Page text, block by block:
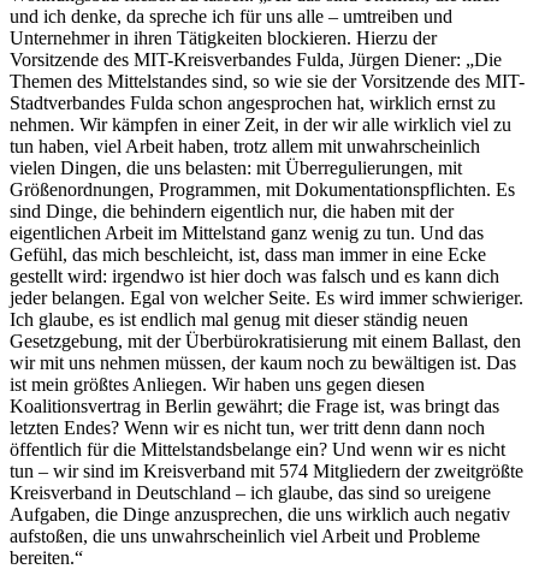
und ich denke, da spreche ich für uns alle – umtreiben und
Unternehmer in ihren Tätigkeiten blockieren. Hierzu der
Vorsitzende des MIT-Kreisverbandes Fulda, Jürgen Diener: „Die
Themen des Mittelstandes sind, so wie sie der Vorsitzende des MIT-
Stadtverbandes Fulda schon angesprochen hat, wirklich ernst zu
nehmen. Wir kämpfen in einer Zeit, in der wir alle wirklich viel zu
tun haben, viel Arbeit haben, trotz allem mit unwahrscheinlich
vielen Dingen, die uns belasten: mit Überregulierungen, mit
Größenordnungen, Programmen, mit Dokumentationspflichten. Es
sind Dinge, die behindern eigentlich nur, die haben mit der
eigentlichen Arbeit im Mittelstand ganz wenig zu tun. Und das
Gefühl, das mich beschleicht, ist, dass man immer in eine Ecke
gestellt wird: irgendwo ist hier doch was falsch und es kann dich
jeder belangen. Egal von welcher Seite. Es wird immer schwieriger.
Ich glaube, es ist endlich mal genug mit dieser ständig neuen
Gesetzgebung, mit der Überbürokratisierung mit einem Ballast, den
wir mit uns nehmen müssen, der kaum noch zu bewältigen ist. Das
ist mein größtes Anliegen. Wir haben uns gegen diesen
Koalitionsvertrag in Berlin gewährt; die Frage ist, was bringt das
letzten Endes? Wenn wir es nicht tun, wer tritt denn dann noch
öffentlich für die Mittelstandsbelange ein? Und wenn wir es nicht
tun – wir sind im Kreisverband mit 574 Mitgliedern der zweitgrößte
Kreisverband in Deutschland – ich glaube, das sind so ureigene
Aufgaben, die Dinge anzusprechen, die uns wirklich auch negativ
aufstoßen, die uns unwahrscheinlich viel Arbeit und Probleme
bereiten.“